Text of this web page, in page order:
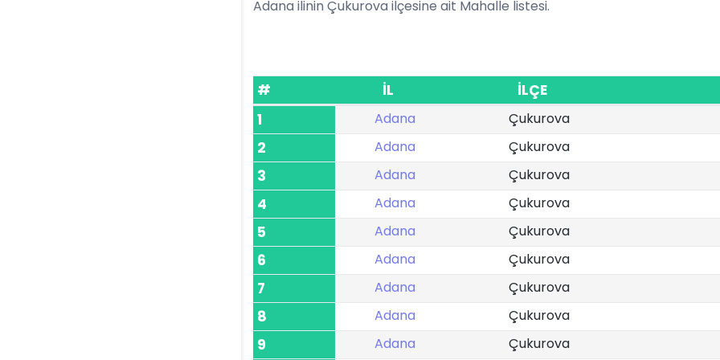
Adana ilinin Çukurova ilçesine ait Mahalle listesi.
# İL
İLÇE
1
Adana Çukurova
2 Adana Çukurova
3 Adana Çukurova
4 Adana Çukurova
5 Adana Çukurova
6 Adana Çukurova
7 Adana Çukurova
8 Adana Çukurova
9 Adana Çukurova